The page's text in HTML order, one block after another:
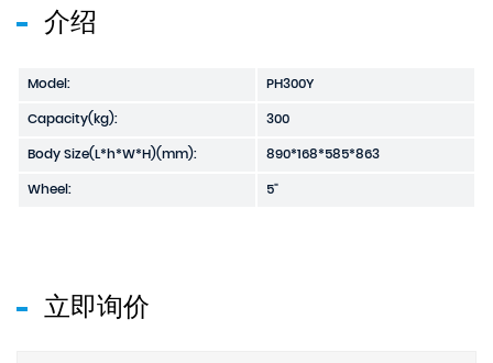
介绍
Model:
PH300Y
Capacity(kg):
300
Body Size(L*h*W*H)(mm):
890*168*585*863
Wheel:
5"
立即询价